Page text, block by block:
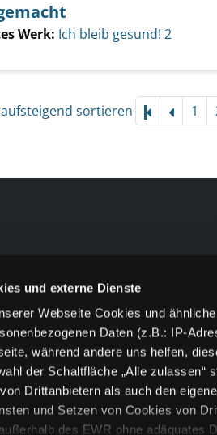
und externe Dienste
Webseite Cookies und
Daten (z.B.: IP-
während andere uns helfen,
der Schaltfläche „Alle zulassen“
Drittanbietern als auch den
und Setzen von Cookies von
des EWR ohne adäquates
Werk: Ich bleib gesund! 2
aufsteigend sortieren 1